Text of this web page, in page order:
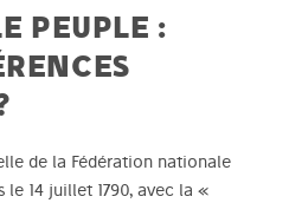
PEUPLE :
de la Fédération nationale
14 juillet 1790, avec la «